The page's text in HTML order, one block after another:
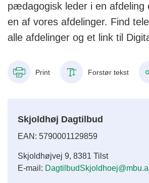
pædagogisk leder i en afdeling
en af vores afdelinger. Find
alle afdelinger og et link til
Print Forstør tekst
Skjoldhøj Dagtilbud
EAN: 5790001129859
Skjoldhøjvej 9, 8381 Tilst
E-mail: